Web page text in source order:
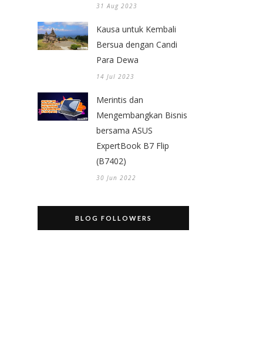
31 Aug 2023
Kausa untuk Kembali
Bersua dengan Candi
Para Dewa
14 Jul 2023
Merintis dan
Mengembangkan Bisnis
bersama ASUS
ExpertBook B7 Flip
(B7402)
30 Jun 2022
BLOG FOLLOWERS